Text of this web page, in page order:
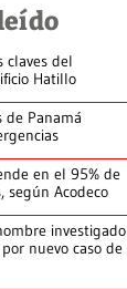
claves del
Hatillo
de Panamá
en el 95% de
según Acodeco
investigado
nuevo caso de